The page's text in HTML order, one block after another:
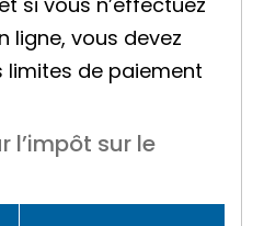
ligne, vous devez
de paiement
l’impôt sur le